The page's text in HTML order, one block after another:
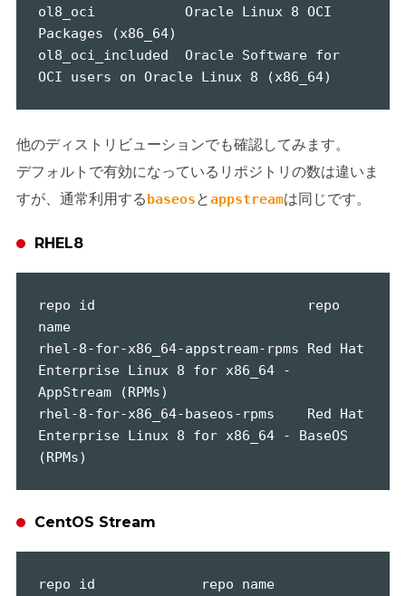
ol8_oci           Oracle Linux 8 OCI
Packages (x86_64)
ol8_oci_included  Oracle Software for
OCI users on Oracle Linux 8 (x86_64)
他のディストリビューションでも確認してみます。
デフォルトで有効になっているリポジトリの数は違いま
すが、通常利用する baseosとappstreamは同じです。
RHEL8
repo id                          repo
name
rhel-8-for-x86_64-appstream-rpms Red Hat
Enterprise Linux 8 for x86_64 -
AppStream (RPMs)
rhel-8-for-x86_64-baseos-rpms    Red Hat
Enterprise Linux 8 for x86_64 - BaseOS
(RPMs)
CentOS Stream
repo id             repo name